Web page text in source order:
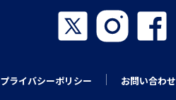
プライバシーポリシー お問い合わせ